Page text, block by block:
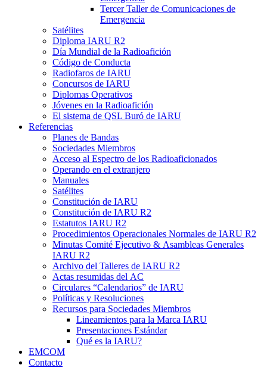
Tercer Taller de Comunicaciones de
Emergencia
Satélites
Diploma IARU R2
Día Mundial de la Radioafición
Código de Conducta
Radiofaros de IARU
Concursos de IARU
Diplomas Operativos
Jóvenes en la Radioafición
El sistema de QSL Buró de IARU
Referencias
Planes de Bandas
Sociedades Miembros
Acceso al Espectro de los Radioaficionados
Operando en el extranjero
Manuales
Satélites
Constitución de IARU
Constitución de IARU R2
Estatutos IARU R2
Procedimientos Operacionales Normales de IARU R2
Minutas Comité Ejecutivo & Asambleas Generales
IARU R2
Archivo del Talleres de IARU R2
Actas resumidas del AC
Circulares “Calendarios” de IARU
Políticas y Resoluciones
Recursos para Sociedades Miembros
Lineamientos para la Marca IARU
Presentaciones Estándar
Qué es la IARU?
EMCOM
Contacto